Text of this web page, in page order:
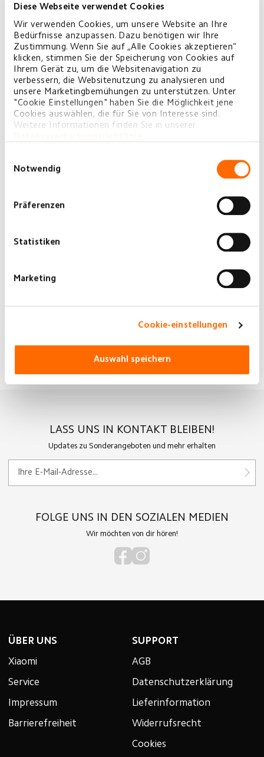
Diese Webseite verwendet Cookies
Wir verwenden Cookies, um unsere Website an Ihre
Bedürfnisse anzupassen. Dazu benötigen wir Ihre
Zustimmung. Wenn Sie auf „Alle Cookies akzeptieren“
klicken, stimmen Sie der Speicherung von Cookies auf
Ihrem Gerät zu, um die Websitenavigation zu
verbessern, die Websitenutzung zu analysieren und
unsere Marketingbemühungen zu unterstützen. Unter
"Cookie Einstellungen" haben Sie die Möglichkeit jene
Cookies auswählen, die für Sie von Interesse sind.
Weitere Informationen finden Sie in unserer
Notwendig
Präferenzen
Statistiken
Marketing
Cookie-einstellungen
Auswahl speichern
Menge
Gesamt: €349,90
contact@support.mi.com
LASS UNS IN KONTAKT BLEIBEN!
Updates zu Sonderangeboten und mehr erhalten
FOLGE UNS IN DEN SOZIALEN MEDIEN
Wir möchten von dir hören!
ÜBER UNS
Xiaomi
Service
Impressum
Barrierefreiheit
SUPPORT
AGB
Datenschutzerklärung
Lieferinformation
Widerrufsrecht
Cookies